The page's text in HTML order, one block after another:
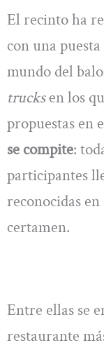
El recinto ha
con una
mundo del
trucksen los
propuestas en
se compite:
participantes
reconocidas
certamen.
Entre ellas se
restaurante